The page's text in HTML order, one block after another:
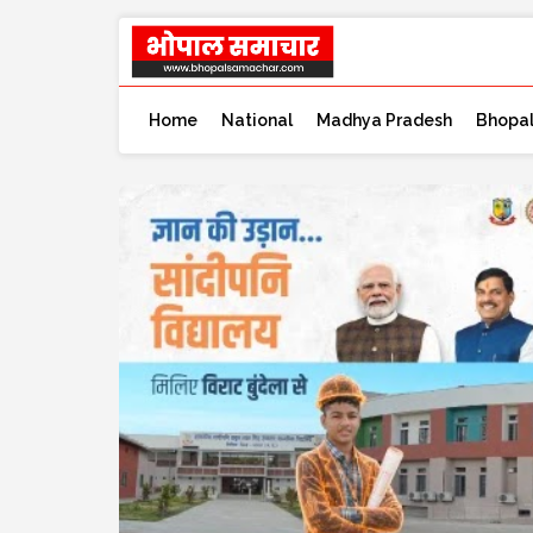
Home National Madhya Pradesh Bhopal